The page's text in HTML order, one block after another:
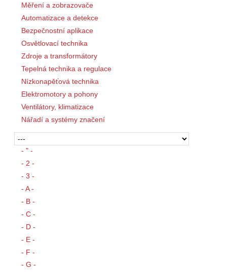
Měření a zobrazovače
Automatizace a detekce
Bezpečnostní aplikace
Osvětlovací technika
Zdroje a transformátory
Tepelná technika a regulace
Nízkonapěťová technika
Elektromotory a pohony
Ventilátory, klimatizace
Nářadí a systémy značení
- " -
- 2 -
- 3 -
- A -
- B -
- C -
- D -
- E -
- F -
- G -